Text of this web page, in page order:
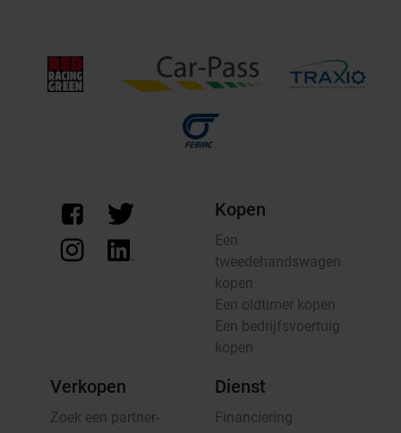
Kopen
Een
tweedehandswagen
kopen
Een oldtimer kopen
Een bedrijfsvoertuig
kopen
Verkopen
Zoek een partner-
Dienst
Financiering